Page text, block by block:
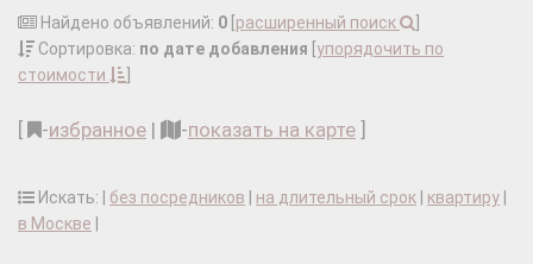
Найдено объявлений: 0 расширенный поиск
Сортировка: по дате добавления упорядочить по
стоимости
-избранное | -показать на карте
Искать: | без посредников на длительный срок квартиру
в Москве